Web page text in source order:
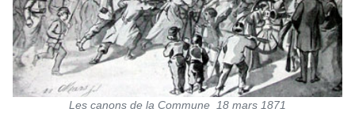
Les canons de la Commune 18 mars 1871